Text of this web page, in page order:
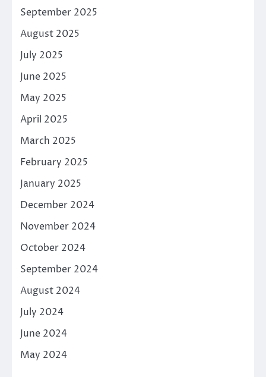
September 2025
August 2025
July 2025
June 2025
May 2025
April 2025
March 2025
February 2025
January 2025
December 2024
November 2024
October 2024
September 2024
August 2024
July 2024
June 2024
May 2024